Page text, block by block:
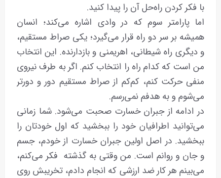
با فکر کردن راه‌حل آن را پیدا کنید.
اما پارامتر سوم که در وادی اشاره می‌کند؛ انسان
همیشه بر سر دو راه قرار می‌گیرد؛ یکی صراط مستقیم،
و دیگری راه شیطانی، اهریمنی و بازدارنده. این انتخاب
من است که کدام راه را انتخاب کنم. اگر به طرف نیروی
منفی حرکت کنم، کم‌کم از صراط مستقیم دور و دورتر
می‌شوم و به هدفم نمی‌رسم.
در ادامه از جبران خسارت صحبت می‌شود. شما زمانی
می‌توانید اطرافیان خود را ببخشید که اول خودتان را
ببخشید. در اصل اولین جبران خسارت از خودم، جسم
و جان و روانم است. من وقتی به گذشته فکر می‌کنم،
می‌بینم هر کار ضد ارزشی که انجام دادم، تخریبش روی